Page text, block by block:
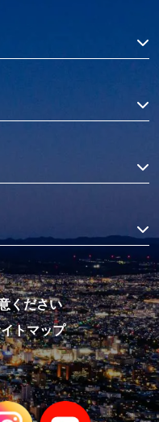
ください
トマップ